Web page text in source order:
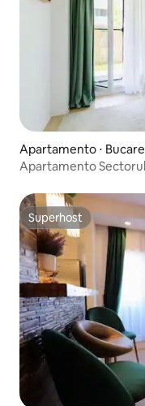
Apartamento ⋅
Apartamento
Superhost
Superhost